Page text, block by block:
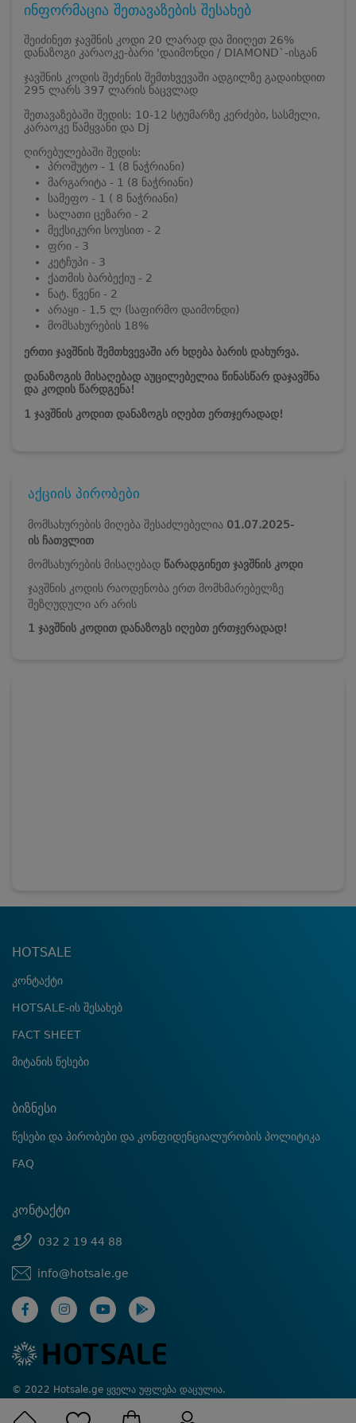
ინფორმაცია შეთავაზების შესახებ
შეიძინეთ ჯავშნის კოდი 20 ლარად და მიიღეთ 26%
დანაზოგი კარაოკე-ბარი 'დაიმონდი / DIAMOND`-ისგან
ჯავშნის კოდის შეძენის შემთხვევაში ადგილზე გადაიხდით
295 ლარს 397 ლარის ნაცვლად
შეთავაზებაში შედის: 10-12 სტუმარზე კერძები, სასმელი,
კარაოკე წამყვანი და Dj
ღირებულებაში შედის:
პროშუტო - 1 (8 ნაჭრიანი)
მარგარიტა - 1 (8 ნაჭრიანი)
სამეფო - 1 ( 8 ნაჭრიანი)
სალათი ცეზარი - 2
მექსიკური სოუსით - 2
ფრი - 3
კეტჩუპი - 3
ქათმის ბარბექიუ - 2
ნატ. წვენი - 2
არაყი - 1,5 ლ (საფირმო დაიმონდი)
მომსახურების 18%
ერთი ჯავშნის შემთხვევაში არ ხდება ბარის დახურვა.
დანაზოგის მისაღებად აუცილებელია წინასწარ დაჯავშნა
და კოდის წარდგენა!
1 ჯავშნის კოდით დანაზოგს იღებთ ერთჯერადად!
აქციის პირობები
მომსახურების მიღება შესაძლებელია 01.07.2025-
ის ჩათვლით
მომსახურების მისაღებად წარადგინეთ ჯავშნის კოდი
ჯავშნის კოდის რაოდენობა ერთ მომხმარებელზე
შეზღუდული არ არის
1 ჯავშნის კოდით დანაზოგს იღებთ ერთჯერადად!
HOTSALE
კონტაქტი
HOTSALE-ის შესახებ
FACT SHEET
მიტანის წესები
ბიზნესი
წესები და პირობები და კონფიდენციალურობის პოლიტიკა
FAQ
კონტაქტი
032 2 19 44 88
info@hotsale.ge
© 2022 Hotsale.ge ყველა უფლება დაცულია.
Created by Proservice